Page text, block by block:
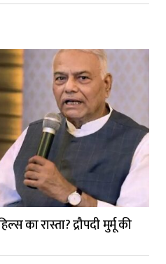
का रास्ता? द्रौपदी मुर्मू की